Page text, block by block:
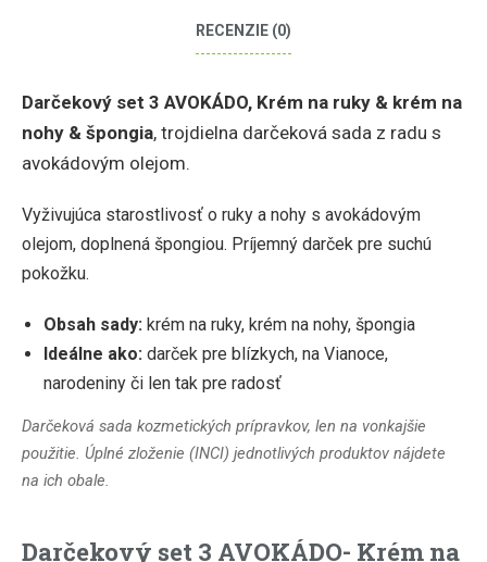
RECENZIE (0)
Darčekový set 3 AVOKÁDO, Krém na ruky & krém na
nohy & špongia, trojdielna darčeková sada z radu s
avokádovým olejom.
Vyživujúca starostlivosť o ruky a nohy s avokádovým
olejom, doplnená špongiou. Príjemný darček pre suchú
pokožku.
Obsah sady: krém na ruky, krém na nohy, špongia
Ideálne ako: darček pre blízkych, na Vianoce,
narodeniny či len tak pre radosť
Darčeková sada kozmetických prípravkov, len na vonkajšie
použitie. Úplné zloženie (INCI) jednotlivých produktov nájdete
na ich obale.
Darčekový set 3 AVOKÁDO- Krém na